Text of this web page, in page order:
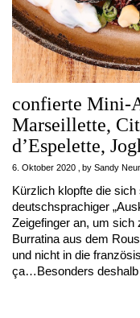
confierte Mini-
Marseillette,
d’Espelette,
6. Oktober 2020 by Sandy
Kürzlich klopfte die
deutschsprachiger
Zeigefinger an, um
Burratina aus dem
und nicht in die
ça…Besonders